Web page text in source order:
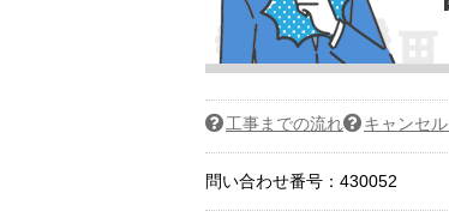
工事までの流れ キャンセ
問い合わせ番号：430052